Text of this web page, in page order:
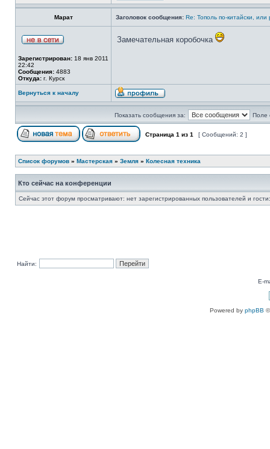
Марат Заголовок сообщения: Re: Тополь по-китайски,
Зарегистрирован: 18 янв 2011
22:42
Сообщения: 4883
Откуда: г. Курск
Замечательная коробочка
Вернуться к началу
Показать сообщения за: Поле
Страница 1 из 1 [ Сообщений: 2 ]
Список форумов » Мастерская » Земля » Колесная техника
Кто сейчас на конференции
Сейчас этот форум просматривают: нет зарегистрированных пользователей и
Найти:
E-
Powered by phpBB